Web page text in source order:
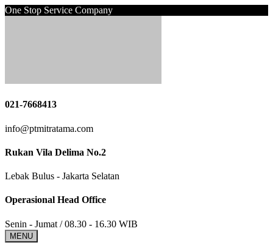
One Stop Service Company
021-7668413
info@ptmitratama.com
Rukan Vila Delima No.2
Lebak Bulus - Jakarta Selatan
Operasional Head Office
Senin - Jumat / 08.30 - 16.30 WIB
MENU